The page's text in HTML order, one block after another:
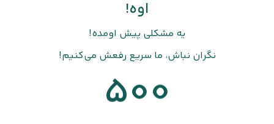
اوه!
یه مشکلی پیش اومده!
نگران نباش، ما سریع رفعش می‌کنیم!
500